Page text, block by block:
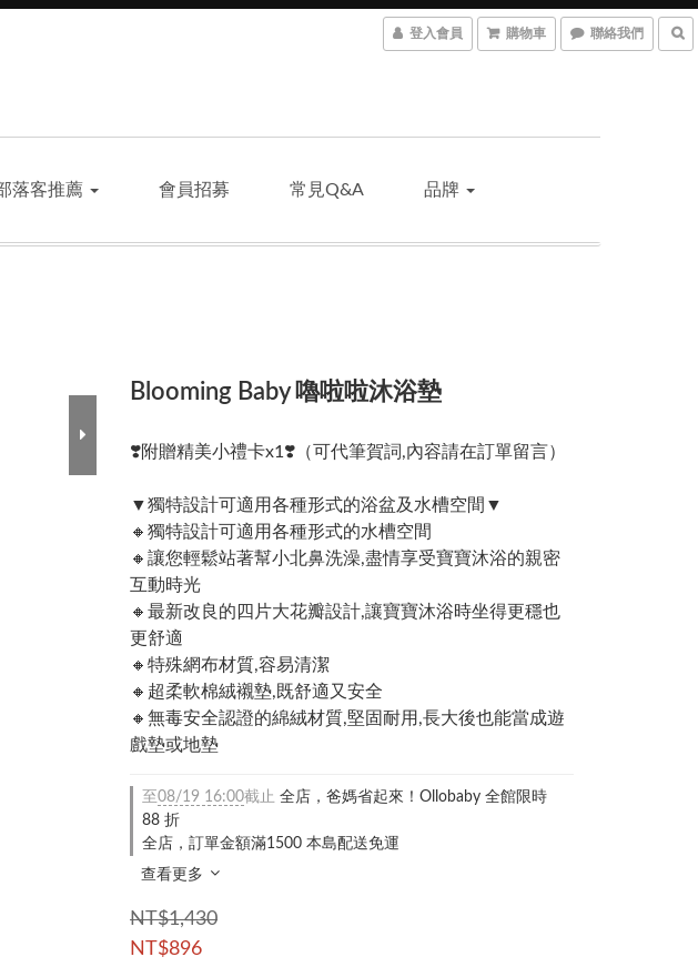
登入會員 購物車 聯絡我們
落客推薦 會員招募 常見Q&A 品牌
Blooming Baby 嚕啦啦沐浴墊
❣️附贈精美小禮卡x1❣️（可代筆賀詞,內容請在訂單留言）
▼獨特設計可適用各種形式的浴盆及水槽空間▼
🔸獨特設計可適用各種形式的水槽空間
🔸讓您輕鬆站著幫小北鼻洗澡,盡情享受寶寶沐浴的親密
互動時光
🔸最新改良的四片大花瓣設計,讓寶寶沐浴時坐得更穩也
更舒適
🔸特殊網布材質,容易清潔
🔸超柔軟棉絨襯墊,既舒適又安全
🔸無毒安全認證的綿絨材質,堅固耐用,長大後也能當成遊
戲墊或地墊
至08/19 16:00截止 全店，爸媽省起來！Ollobaby 全館限時
88 折
全店，訂單金額滿1500 本島配送免運
查看更多
NT$1,430
NT$896